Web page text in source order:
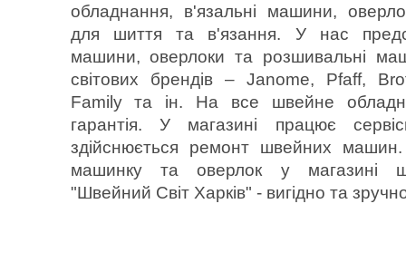
обладнання, в'язальні машини,
для шиття та в'язання. У нас
машини, оверлоки та розшивальні
світових брендів – Janome, Pfaff,
Family та ін. На все швейне
гарантія. У магазині працює
здійснюється ремонт швейних
машинку та оверлок у магазині
"Швейний Світ Харків" - вигідно та